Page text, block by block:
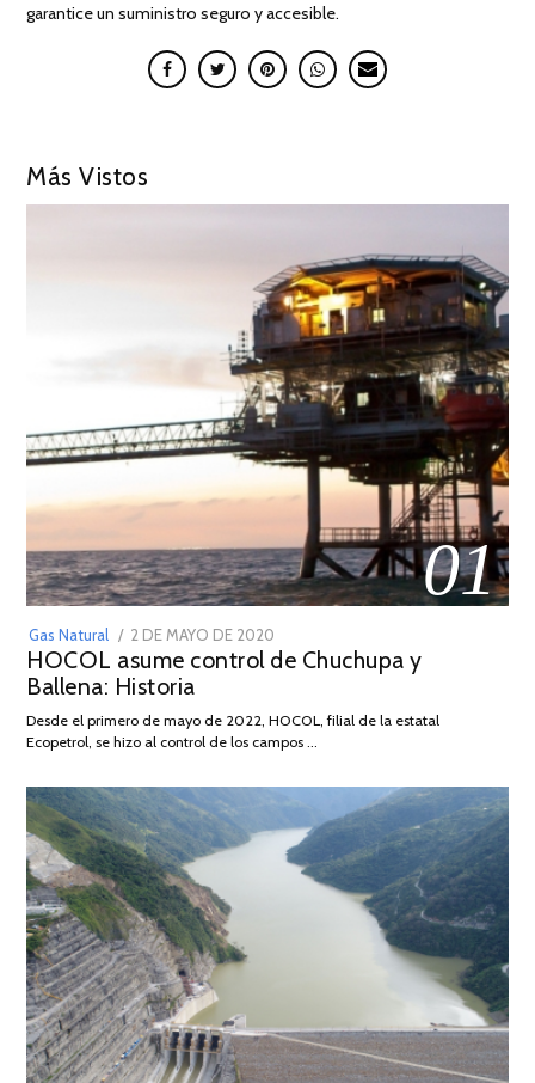
garantice un suministro seguro y accesible.
Más Vistos
01
Gas Natural
POSTED
ON
2 DE MAYO DE 2020
DE
2026
HOCOL asume control de Chuchupa y
Ballena: Historia
Desde el primero de mayo de 2022, HOCOL, filial de la estatal
Ecopetrol, se hizo al control de los campos …